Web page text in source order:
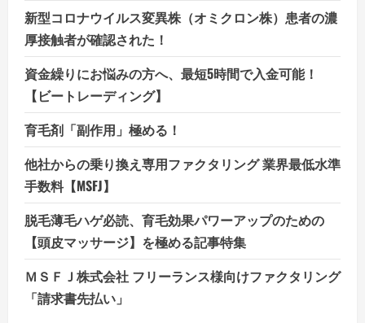
新型コロナウイルス変異株（オミクロン株）患者の濃
厚接触者が確認された！
資金繰りにお悩みの方へ、最短5時間で入金可能！
【ビートレーディング】
育毛剤「副作用」極める！
他社からの乗り換え専用ファクタリング 業界最低水準
手数料【MSFJ】
脱毛薄毛ハゲ必読、育毛効果パワーアップのための
【頭皮マッサージ】を極める記事特集
ＭＳＦＪ株式会社 フリーランス様向けファクタリング
「請求書先払い」